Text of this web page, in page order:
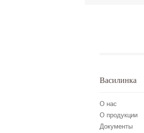
Василинка
О нас
О продукции
Документы